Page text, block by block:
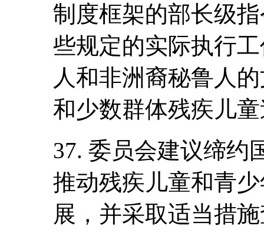
制度框架的部长级
些规定的实际执行
人和非洲裔秘鲁人
和少数群体残疾儿
37. 委员会建议缔约
推动残疾儿童和青
展，并采取适当措